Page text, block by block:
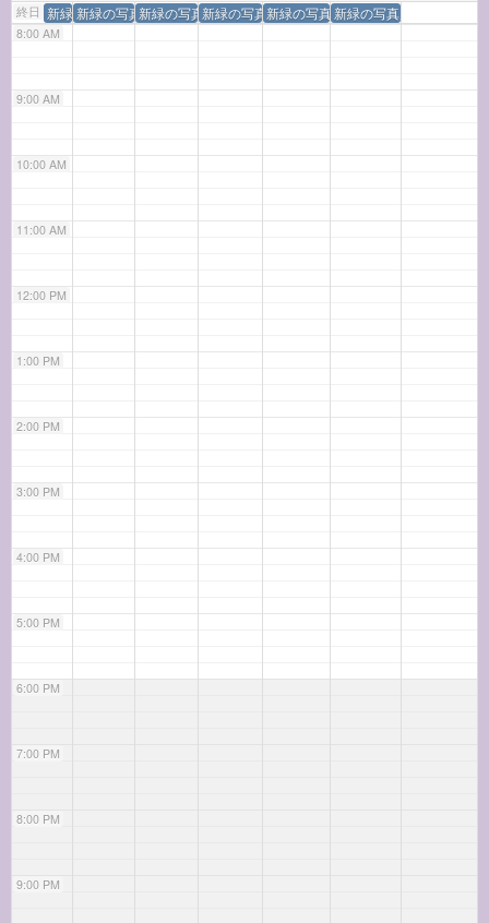
終日 新緑の写真展作品募集
新緑の写真展作品募集
新緑の写真展作品募集
新緑の写真展作品募集新緑の写真展作品募集新緑の写真展作品募集
8:00 AM
9:00 AM
10:00 AM
11:00 AM
12:00 PM
1:00 PM
2:00 PM
3:00 PM
4:00 PM
5:00 PM
6:00 PM
7:00 PM
8:00 PM
9:00 PM